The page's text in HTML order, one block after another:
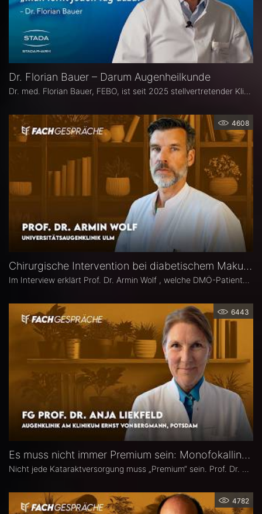
Dr. Florian Bauer – Darum Augenheilkunde
4608
Chirurgische Intervention bei diabetischem Makulaödem – Prof. Dr. Armin Wolf
6443
Es muss nicht immer Premium sein: Monofokallinsen – Prof. Dr. Anja Liekfeld
4782